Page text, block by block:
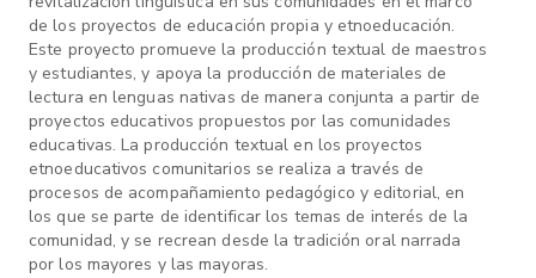
de los proyectos de educación propia y etnoeducación.
Este proyecto promueve la producción textual de maestros
y estudiantes, y apoya la producción de materiales de
lectura en lenguas nativas de manera conjunta a partir de
proyectos educativos propuestos por las comunidades
educativas. La producción textual en los proyectos
etnoeducativos comunitarios se realiza a través de
procesos de acompañamiento pedagógico y editorial, en
los que se parte de identificar los temas de interés de la
comunidad, y se recrean desde la tradición oral narrada
por los mayores y las mayoras.